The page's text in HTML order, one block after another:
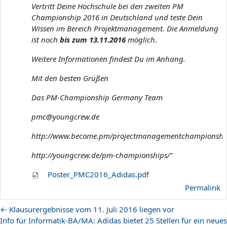
Vertritt Deine Hochschule bei den zweiten PM
Championship 2016 in Deutschland und teste Dein
Wissen im Bereich Projektmanagement. Die Anmeldung
ist noch bis zum 13.11.2016möglich.
Weitere Informationen findest Du im Anhang.
Mit den besten Grüßen
Das PM-Championship Germany Team
pmc@youngcrew.de
http://www.become.pm/
http://youngcrew.de/pm-championships/"
Poster_PMC2016_Adidas.pdf
Permalink
← Klausurergebnisse vom 11. Juli 2016 liegen vor
Info für Informatik-BA/MA: Adidas bietet 25 Stellen für ein neues